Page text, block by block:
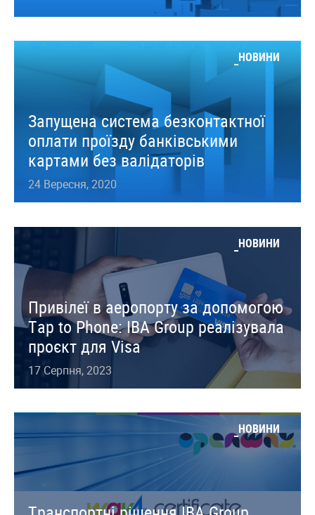
НОВИНИ
Запущена система безконтактної
оплати проїзду банківськими
картами без валідаторів
24 Вересня, 2020
НОВИНИ
Привілеї в аеропорту за допомогою
Tap to Phone: IBA Group реалізувала
проєкт для Visa
17 Серпня, 2023
НОВИНИ